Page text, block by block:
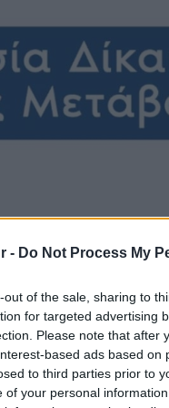
- Do Not Process My
out of the sale, sharing to
for targeted advertising
Please note that after
based ads based
to third parties prior to
of your personal
ΜΕΤΑΒΑΣΗ Πελοπίδας